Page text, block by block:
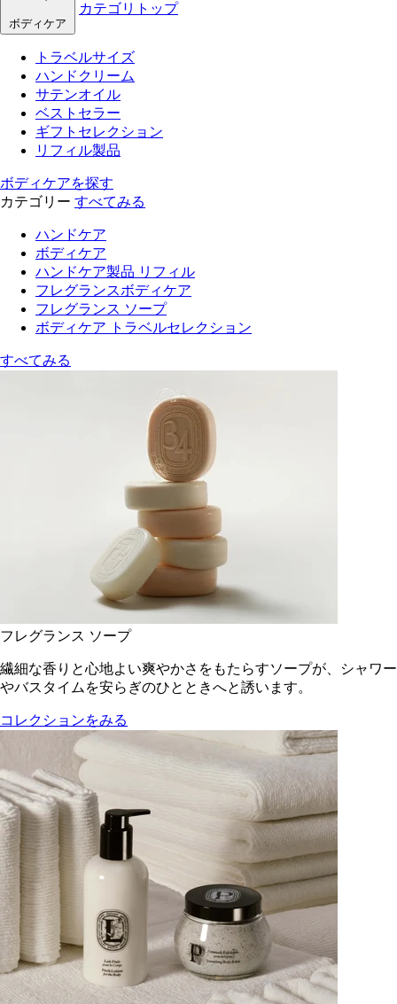
ボディケア
カテゴリトップ
トラベルサイズ
ハンドクリーム
サテンオイル
ベストセラー
ギフトセレクション
リフィル製品
ボディケアを探す
カテゴリー すべてみる
ハンドケア
ボディケア
ハンドケア製品 リフィル
フレグランスボディケア
フレグランス ソープ
ボディケア トラベルセレクション
すべてみる
フレグランス ソープ
繊細な香りと心地よい爽やかさをもたらすソープが、シャワー
やバスタイムを安らぎのひとときへと誘います。
コレクションをみる